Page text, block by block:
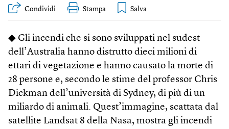
Condividi Stampa
◆ Gli incendi che si sono sviluppati nel sudest
dell’Australia hanno distrutto dieci milioni di
ettari di vegetazione e hanno causato la morte di
28 persone e, secondo le stime del professor Chris
Dickman dell’università di Sydney, di più di un
miliardo di animali. Quest’immagine, scattata dal
satellite Landsat 8 della Nasa, mostra gli incendi